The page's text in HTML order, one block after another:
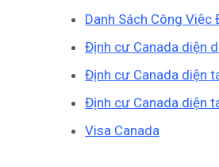
Danh Sách Công Việc
Định cư Canada diện
Định cư Canada diện
Định cư Canada diện
Visa Canada